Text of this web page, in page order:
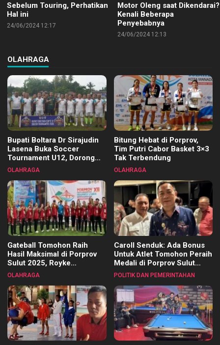
Sebelum Touring, Perhatikan
Hal ini
24/06/2024 12:17
Motor Oleng saat Dikendarai?
Kenali Beberapa
Penyebabnya
24/06/2024 12:13
OLAHRAGA
Bupati Boltara Dr Sirajudin
Lasena Buka Soccer
Tournament U12, Dorong
Pembinaan Merata di Setiap
OLAHRAGA
Bitung Hebat di Porprov,
Tim Putri Cabor Basket 3×3
Tak Terbendung
OLAHRAGA
Gateball Tomohon Raih
Hasil Maksimal di Porprov
Sulut 2025, Royke
Tangkawarouw Ucapkan
OLAHRAGA
Caroll Senduk: Ada Bonus
Untuk Atlet Tomohon Peraih
Medali di Porprov Sulut
2025
POLITIK DAN PEMERINTAHAN